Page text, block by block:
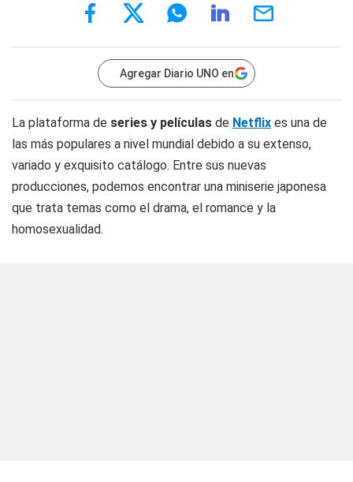
Agregar Diario UNO en
La plataforma de series y películas de Netflix es una de
las más populares a nivel mundial debido a su extenso,
variado y exquisito catálogo. Entre sus nuevas
producciones, podemos encontrar una miniserie japonesa
que trata temas como el drama, el romance y la
homosexualidad.